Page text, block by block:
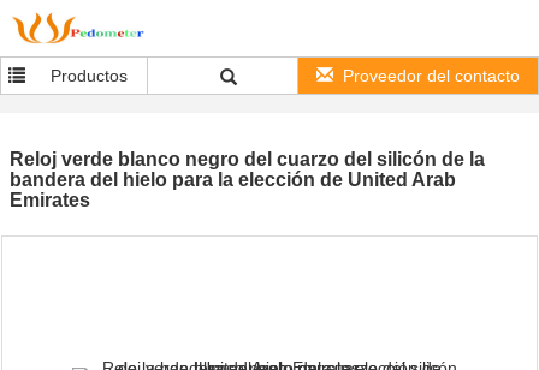
Productos Proveedor del contacto
Reloj verde blanco negro del cuarzo del silicón de la
bandera del hielo para la elección de United Arab
Emirates